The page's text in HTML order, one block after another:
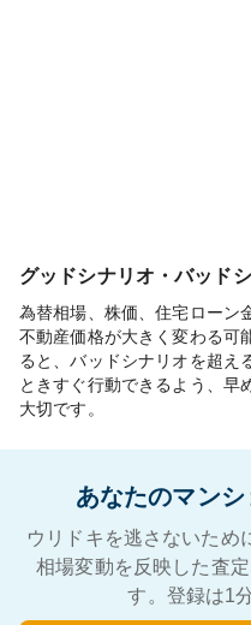
グッドシナリオ・バッド
為替相場、株価、住宅ローン
不動産価格が大きく変わる可
ると、バッドシナリオを超え
ときすぐ行動できるよう、早
大切です。
あなたのマン
ウリドキを逃さないため
相場変動を反映した査
す。登録は1